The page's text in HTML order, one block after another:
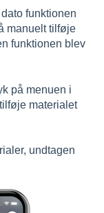
funktionen
manuelt tilføje
funktionen blev
på menuen i
materialet
undtagen